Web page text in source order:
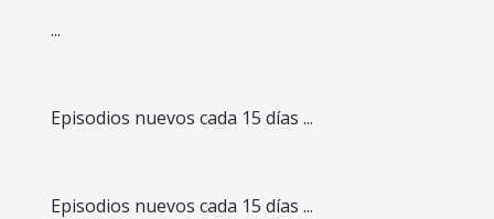
...
Episodios nuevos cada 15 días ...
Episodios nuevos cada 15 días ...